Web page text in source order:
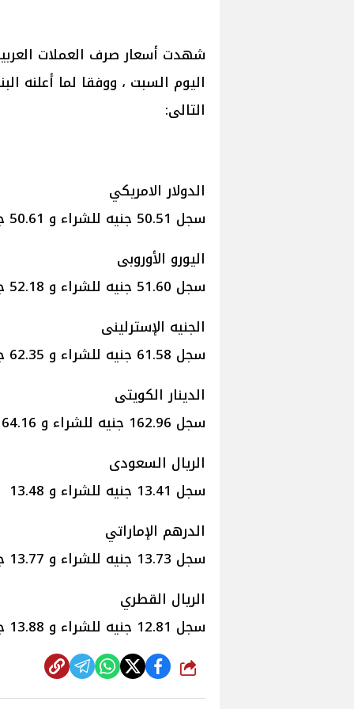
شهدت أسعار صرف العملات
اليوم السبت ، ووفقا لما أعلنه
التالى:
الدولار الامريكي
سجل 50.51 جنيه للشراء و 50.61 جنيه للبيع.
اليورو الأوروبى
سجل 51.60 جنيه للشراء و 52.18 جنيه للبيع.
الجنيه الإسترلينى
سجل 61.58 جنيه للشراء و 62.35 جنيه للبيع.
الدينار الكويتى
سجل 162.96 جنيه للشراء و 164.16 جنيه للبيع
الريال السعودى
سجل 13.41 جنيه للشراء و 13.48 جنيه للبيع.
الدرهم الإماراتي
سجل 13.73 جنيه للشراء و 13.77 جنيه للبيع.
الريال القطري
سجل 12.81 جنيه للشراء و 13.88 جنيه للبيع.
شارك